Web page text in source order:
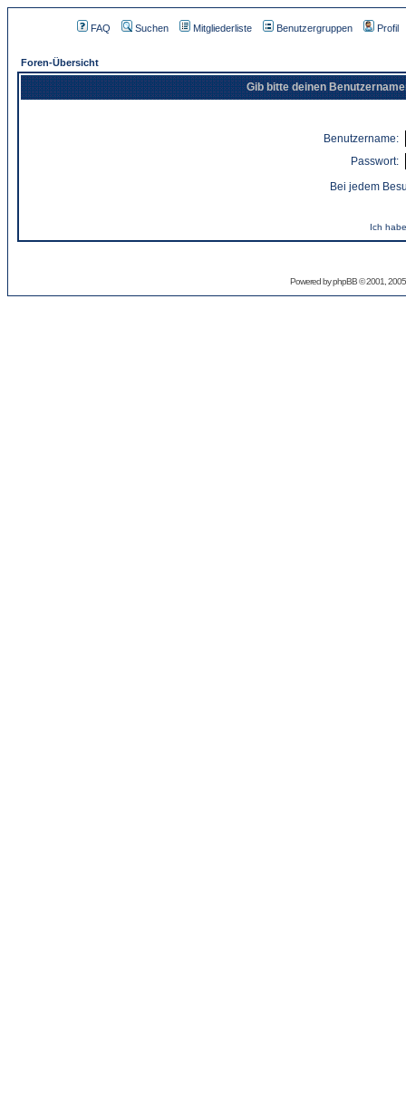
FAQ Suchen Mitgliederliste Benutzergruppen Profil
Foren-Übersicht
Gib bitte deinen
Benutzername:
Passwort:
Bei jedem
Ich
Powered byphpBB© 2001,